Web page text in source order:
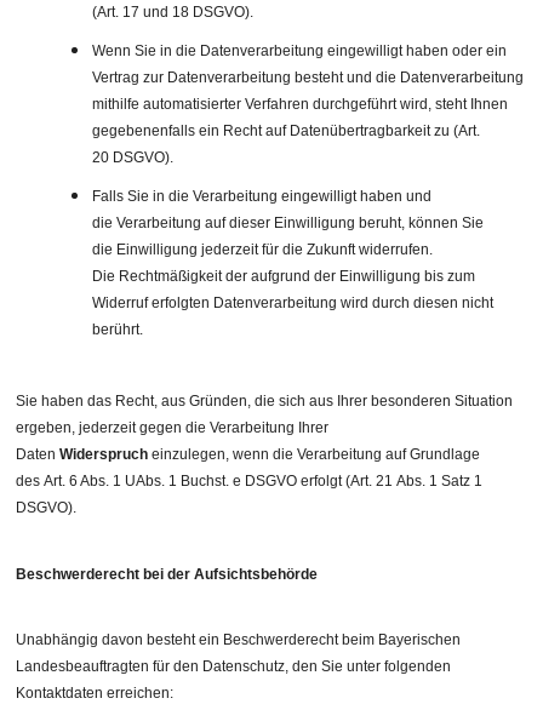
(Art. 17 und 18 DSGVO).
Wenn Sie in die Datenverarbeitung eingewilligt haben oder ein
Vertrag zur Datenverarbeitung besteht und die Datenverarbeitung
mithilfe automatisierter Verfahren durchgeführt wird, steht Ihnen
gegebenenfalls ein Recht auf Datenübertragbarkeit zu (Art.
20 DSGVO).
Falls Sie in die Verarbeitung eingewilligt haben und
die Verarbeitung auf dieser Einwilligung beruht, können Sie
die Einwilligung jederzeit für die Zukunft widerrufen.
Die Rechtmäßigkeit der aufgrund der Einwilligung bis zum
Widerruf erfolgten Datenverarbeitung wird durch diesen nicht
berührt.
Sie haben das Recht, aus Gründen, die sich aus Ihrer besonderen Situation
ergeben, jederzeit gegen die Verarbeitung Ihrer
DatenWiderspruch einzulegen, wenn die Verarbeitung auf Grundlage
des Art. 6 Abs. 1 UAbs. 1 Buchst. e DSGVO erfolgt (Art. 21 Abs. 1 Satz 1
DSGVO).
Beschwerderecht bei der Aufsichtsbehörde
Unabhängig davon besteht ein Beschwerderecht beim Bayerischen
Landesbeauftragten für den Datenschutz, den Sie unter folgenden
Kontaktdaten erreichen: